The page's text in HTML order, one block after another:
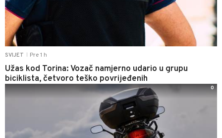
SVIJET Pre 1 h
Užas kod Torina: Vozač namjerno udario u grupu
biciklista, četvoro teško povrijeđenih
0